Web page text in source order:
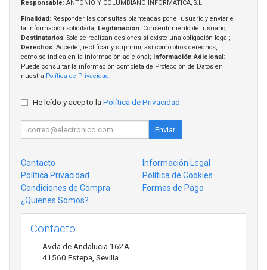
Responsable: ANTONIO Y COLUMBIANO INFORMATICA, S.L.
Finalidad: Responder las consultas planteadas por el usuario y enviarle
la información solicitada; Legitimación: Consentimiento del usuario;
Destinatarios: Solo se realizan cesiones si existe una obligación legal;
Derechos: Acceder, rectificar y suprimir, así como otros derechos,
como se indica en la información adicional; Información Adicional:
Puede consultar la información completa de Protección de Datos en
nuestra Política de Privacidad.
He leído y acepto la Política de Privacidad
Enviar
Contacto
Información Legal
Política Privacidad
Política de Cookies
Condiciones de Compra
Formas de Pago
¿Quienes Somos?
Contacto
Avda de Andalucia 162A
41560 Estepa Sevilla